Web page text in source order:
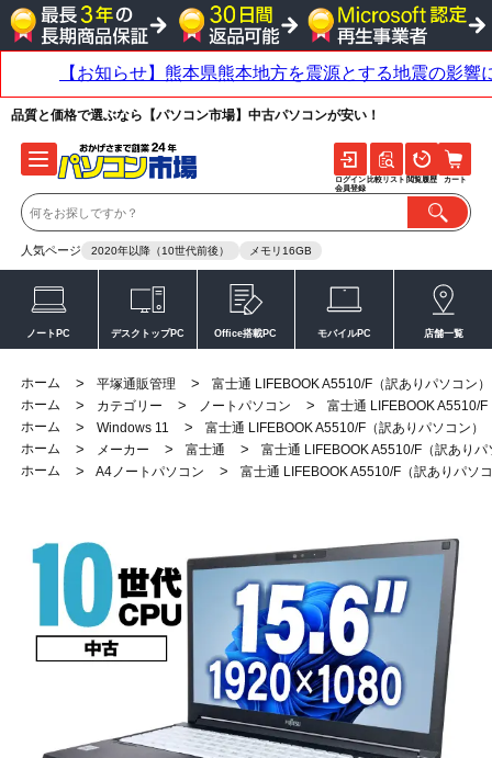
品質と価格で選ぶなら【パソコン市場】中古パソコンが安い！
人気ページ 2020年以降（10世代前後） メモリ16GB
ログイン
会員登録
比較リスト 閲覧履歴 カート
ノートPC デスクトップPC Office搭載PC モバイルPC 店舗一覧
ホーム > 平塚通販管理 >
富士通 LIFEBOOK A5510/F（訳ありパソコン）
ホーム
> カテゴリー > ノートパソコン >
富士通 LIFEBOOK A5510/
ホーム
> Windows 11 >
富士通 LIFEBOOK A5510/F（訳ありパソコン）
ホーム
> メーカー > 富士通 >
富士通 LIFEBOOK A5510/F（訳ありパ
ホーム
> A4ノートパソコン > 富士通 LIFEBOOK A5510/F（訳ありパソ